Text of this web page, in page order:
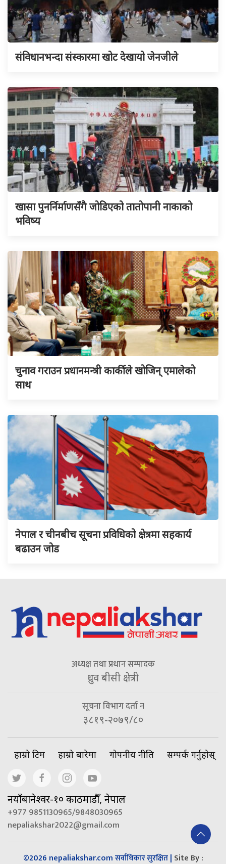
संविधानभन्दा संस्कारमा खोट देखायो जेनजीले
खासा पुनर्निर्माणसँगै जोडिएको तातोपानी नाकाको
भविष्य
चुनाव गराउन प्रधानमन्त्री कार्कीले खोजिन् एमालेको
साथ
नेपाल र चीनबीच सूचना प्रविधिको क्षेत्रमा सहकार्य
बढाउन जोड
अध्यक्ष तथा प्रधान सम्पादक
ध्रुव बीसी क्षेत्री
सूचना विभाग दर्ता न
३८१९-२०७९/८०
हाम्रो टिम हाम्रो बारेमा गोपनीय नीति सम्पर्क गर्नुहोस्
नयाँबानेश्वर-१० काठमाडौँ, नेपाल
+977 9851130965/9848030965
nepaliakshar2022@gmail.com
©2026 nepaliakshar.com सर्वाधिकार सुरक्षित| Site By :